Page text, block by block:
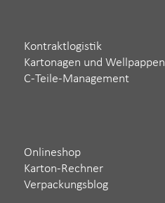
Kontraktlogistik
Kartonagen und Wellpappen
C-Teile-Management
Onlineshop
Karton-Rechner
Verpackungsblog